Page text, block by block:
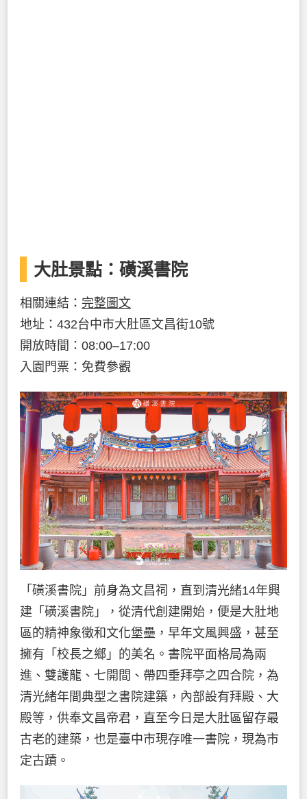
大肚景點：磺溪書院
相關連結： 完整圖文
地址：432台中市大肚區文昌街10號
開放時間：08:00–17:00
入園門票：免費參觀
「磺溪書院」前身為文昌祠，直到清光緒14年興
建「磺溪書院」，從清代創建開始，便是大肚地
區的精神象徵和文化堡壘，早年文風興盛，甚至
擁有「校長之鄉」的美名。書院平面格局為兩
進、雙護龍、七開間、帶四垂拜亭之四合院，為
清光緒年間典型之書院建築，內部設有拜殿、大
殿等，供奉文昌帝君，直至今日是大肚區留存最
古老的建築，也是臺中市現存唯一書院，現為市
定古蹟。